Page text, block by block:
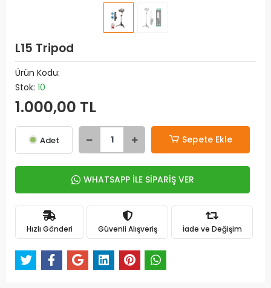
L15 Tripod
Ürün Kodu:
Stok: 10
1.000,00 TL
Adet Sepete Ekle
WHATSAPP İLE SİPARİŞ VER
Hızlı Gönderi Güvenli Alışveriş İade ve Değişim